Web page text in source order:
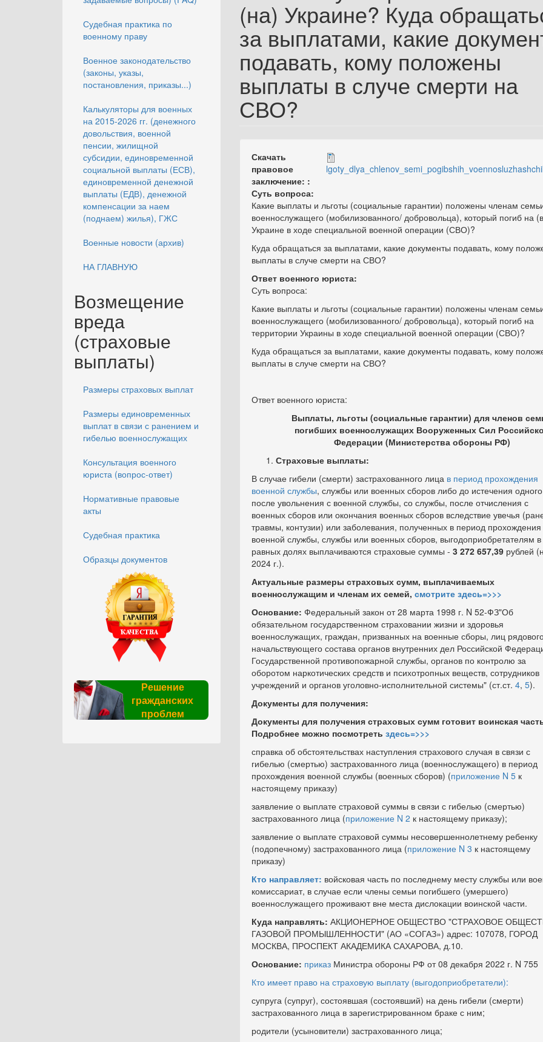
Судебная практика по
военному праву
Военное законодательство
(законы, указы,
постановления, приказы...)
Калькуляторы для военных
на 2015-2026 гг. (денежного
довольствия, военной
пенсии, жилищной
субсидии, единовременной
социальной выплаты (ЕСВ),
единовременной денежной
выплаты (ЕДВ), денежной
компенсации за наем
(поднаем) жилья), ГЖС
Военные новости (архив)
НА ГЛАВНУЮ
Возмещение
вреда
(страховые
выплаты)
Размеры страховых выплат
Размеры единовременных
выплат в связи с ранением и
гибелью военнослужащих
Консультация военного
юриста (вопрос-ответ)
Нормативные правовые
акты
Судебная практика
Образцы документов
Решение
гражданских
проблем
(на) Украине? Куда
за выплатами, какие
подавать, кому положены
выплаты в случе смерти на
СВО?
Скачать
правовое
заключение: :
Суть вопроса:
Какие выплаты и льготы (социальные гарантии) положены членам
военнослужащего (мобилизованного/ добровольца), который погиб на
Украине в ходе специальной военной операции (СВО)?
Куда обращаться за выплатами, какие документы подавать, кому
выплаты в случе смерти на СВО?
Ответ военного юриста:
Суть вопроса:
Какие выплаты и льготы (социальные гарантии) положены членам
военнослужащего (мобилизованного/ добровольца), который погиб на
территории Украины в ходе специальной военной операции (СВО)?
Куда обращаться за выплатами, какие документы подавать, кому
выплаты в случе смерти на СВО?
Ответ военного юриста:
Выплаты, льготы (социальные гарантии) для членов
погибших военнослужащих Вооруженных Сил
Федерации (Министерства обороны РФ)
Страховые выплаты:
В случае гибели (смерти) застрахованного лица в период прохождения
военной службы, службы или военных сборов либо до истечения
после увольнения с военной службы, со службы, после отчисления с
военных сборов или окончания военных сборов вследствие увечья
травмы, контузии) или заболевания, полученных в период прохождения
военной службы, службы или военных сборов, выгодоприобретателям в
равных долях выплачиваются страховые суммы - 3 272 657,39 рублей
2024 г.).
Актуальные размеры страховых сумм, выплачиваемых
военнослужащим и членам их семей, смотрите здесь=>>>
Основание: Федеральный закон от 28 марта 1998 г. N 52-ФЗ"Об
обязательном государственном страховании жизни и здоровья
военнослужащих, граждан, призванных на военные сборы, лиц
начальствующего состава органов внутренних дел Российской
Государственной противопожарной службы, органов по контролю за
оборотом наркотических средств и психотропных веществ, сотрудников
учреждений и органов уголовно-исполнительной системы" (ст.ст. 4, 5).
Документы для получения:
Документы для получения страховых сумм готовит воинская
Подробнее можно посмотреть здесь=>>>
справка об обстоятельствах наступления страхового случая в связи с
гибелью (смертью) застрахованного лица (военнослужащего) в период
прохождения военной службы (военных сборов) (приложение N 5к
настоящему приказу)
заявление о выплате страховой суммы в связи с гибелью (смертью)
застрахованного лица (приложение N 2 к настоящему приказу);
заявление о выплате страховой суммы несовершеннолетнему ребенку
(подопечному) застрахованного лица (приложение N 3 к настоящему
приказу)
Кто направляет: войсковая часть по последнему месту службы или
комиссариат, в случае если члены семьи погибшего (умершего)
военнослужащего проживают вне места дислокации воинской части.
Куда направлять: АКЦИОНЕРНОЕ ОБЩЕСТВО "СТРАХОВОЕ
ГАЗОВОЙ ПРОМЫШЛЕННОСТИ" (АО «СОГАЗ») адрес: 107078, ГОРОД
МОСКВА, ПРОСПЕКТ АКАДЕМИКА САХАРОВА, д.10.
Основание: приказМинистра обороны РФ от 08 декабря 2022 г. N 755
Кто имеет право на страховую выплату (выгодоприобретатели):
супруга (супруг), состоявшая (состоявший) на день гибели (смерти)
застрахованного лица в зарегистрированном браке с ним;
родители (усыновители) застрахованного лица;